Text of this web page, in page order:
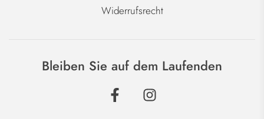
Widerrufsrecht
Bleiben Sie auf dem Laufenden